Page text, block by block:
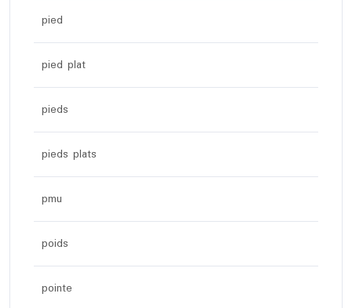
pied
pied plat
pieds
pieds plats
pmu
poids
pointe